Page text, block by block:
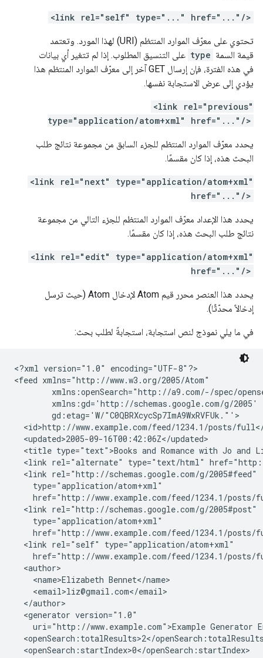
<link rel="self" type="..." href="..."/>
تحتوي على معرّف الموارد المنتظم (URI) لهذا المورد. وتعتمد
قيمة السمة type على التنسيق المطلوب. إذا لم تتغير أي بيانات
في هذه الفترة، فإن إرسال GET آخر إلى معرّف الموارد المنتظم هذا
يؤدي إلى عرض الاستجابة نفسها.
<link rel="previous"
type="application/atom+xml" href="..."/>
يحدد معرّف الموارد المنتظم للجزء السابق من مجموعة نتائج طلب
البحث هذه، إذا كان مقسمًا.
<link rel="next" type="application/atom+xml"
href="..."/>
يحدد هذا الإعداد معرّف الموارد المنتظم للجزء التالي من مجموعة
نتائج طلب البحث هذه، إذا كان مقسمًا.
<link rel="edit" type="application/atom+xml"
href="..."/>
يحدد هذا العنصر محرر قيم Atom لإدخال Atom (حيث ترسل
إدخالاً محدّثًا).
في ما يلي نموذج لنص استجابة، استجابةً لطلب بحث:
<?xml version="1.0" encoding="UTF-8"?>
<feed xmlns="http://www.w3.org/2005/Atom"
xmlns:openSearch="http://a9.com/-/spec/
        xmlns:gd='http://schemas.google.com/g/2005'
        gd:etag='W/"C0QBRXcycSp7ImA9WxRVFUk."'>
<id>http://www.example.com/feed/1234.1/posts/
  <updated>2005-09-16T00:42:06Z</updated>
<title type="text">Books and Romance with Jo and
<link rel="alternate" type="text/html"
  <link rel="http://schemas.google.com/g/2005#feed"
    type="application/atom+xml"
href="http://www.example.com/feed/1234.1/posts/
  <link rel="http://schemas.google.com/g/2005#post"
    type="application/atom+xml"
href="http://www.example.com/feed/1234.1/posts/
  <link rel="self" type="application/atom+xml"
href="http://www.example.com/feed/1234.1/posts/
  <author>
    <name>Elizabeth Bennet</name>
    <email>liz@gmail.com</email>
  </author>
  <generator version="1.0"
uri="http://www.example.com">Example Generator
<openSearch:totalResults>2</
  <openSearch:startIndex>0</openSearch:startIndex>